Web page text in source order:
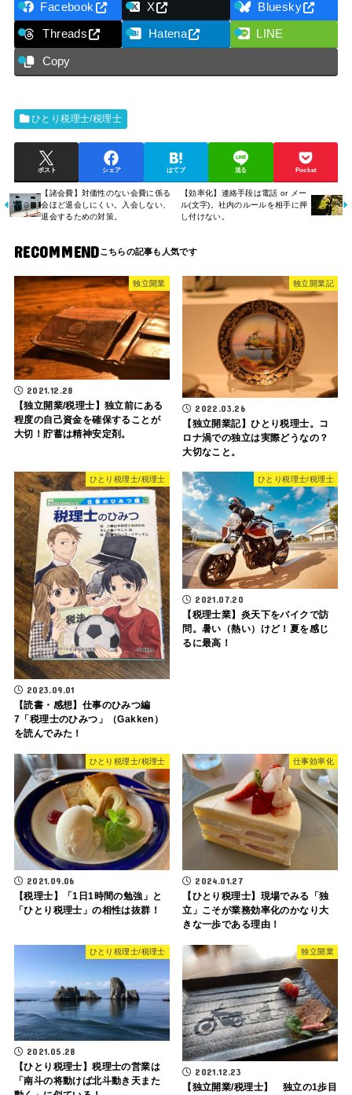
Facebook X Bluesky
Threads Hatena LINE
Copy
ひとり税理士/税理士
ポスト シェア はてブ 送る Pocket
【諸会費】対価性のない会費に係る
会ほど退会しにくい。入会しない、
退会するための対策。
【効率化】連絡手段は電話 or メー
ル(文字)。社内のルールを相手に押
し付けない。
RECOMMEND
独立開業
2021.12.28
【独立開業/税理士】独立前にある
程度の自己資金を確保することが
大切！貯蓄は精神安定剤。
独立開業記
2022.03.26
【独立開業記】ひとり税理士。コ
ロナ渦での独立は実際どうなの？
大切なこと。
ひとり税理士/税理士
2023.09.01
【読書・感想】仕事のひみつ編
7「税理士のひみつ」（Gakken）
を読んでみた！
ひとり税理士/税理士
2021.07.20
【税理士業】炎天下をバイクで訪
問。暑い（熱い）けど！夏を感じ
るに最高！
ひとり税理士/税理士
2021.09.06
【税理士】「1日1時間の勉強」と
「ひとり税理士」の相性は抜群！
仕事効率化
2024.01.27
【ひとり税理士】現場でみる「独
立」こそが業務効率化のかなり大
きな一歩である理由！
ひとり税理士/税理士
2021.05.28
【ひとり税理士】税理士の営業は
「南斗の将動けば北斗動き天また
独立開業
2021.12.23
【独立開業/税理士】 独立の1歩目